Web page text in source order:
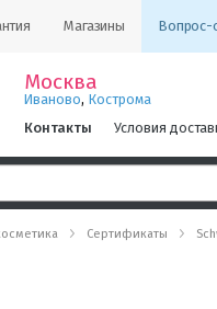
Магазины Вопрос-
Москва
Иваново, Кострома
Контакты
Условия
Сертификаты